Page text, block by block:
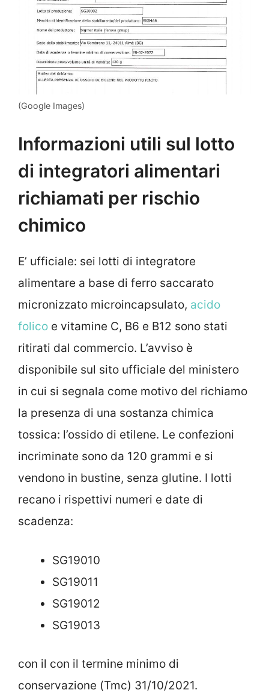
(Google Images)
Informazioni utili sul lotto
di integratori alimentari
richiamati per rischio
chimico
E’ ufficiale: sei lotti di integratore
alimentare a base di ferro saccarato
micronizzato microincapsulato, acido
folico e vitamine C, B6 e B12 sono stati
ritirati dal commercio. L’avviso è
disponibile sul sito ufficiale del ministero
in cui si segnala come motivo del richiamo
la presenza di una sostanza chimica
tossica: l’ossido di etilene. Le confezioni
incriminate sono da 120 grammi e si
vendono in bustine, senza glutine. I lotti
recano i rispettivi numeri e date di
scadenza:
SG19010
SG19011
SG19012
SG19013
con il con il termine minimo di
conservazione (Tmc) 31/10/2021.